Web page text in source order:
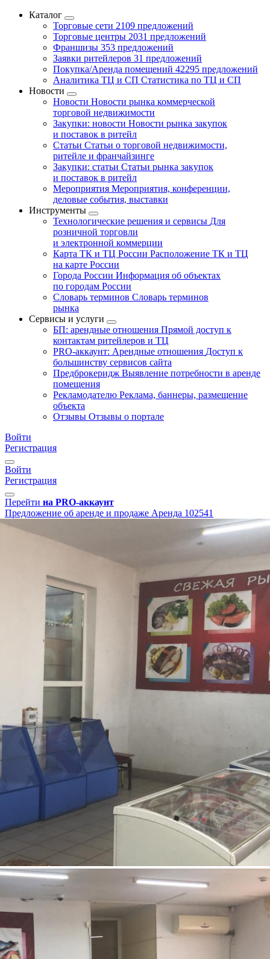
Каталог
Торговые сети 2109 предложений
Торговые центры 2031 предложений
Франшизы 353 предложений
Заявки ритейлеров 31 предложений
Покупка/Аренда помещений 42295 предложений
Аналитика ТЦ и СП Статистика по ТЦ и СП
Новости
Новости Новости рынка коммерческой
торговой недвижимости
Закупки: новости Новости рынка закупок
и поставок в ритейл
Статьи Статьи о торговой недвижимости,
ритейле и франчайзинге
Закупки: статьи Статьи рынка закупок
и поставок в ритейл
Мероприятия Мероприятия, конференции,
деловые события, выставки
Инструменты
Технологические решения и сервисы Для
розничной торговли
и электронной коммерции
Карта ТК и ТЦ России Расположение ТК и ТЦ
на карте России
Города России Информация об объектах
по городам России
Словарь терминов Словарь терминов
рынка
Сервисы и услуги
БП: арендные отношения Прямой доступ к
контактам ритейлеров и ТЦ
PRO-аккаунт: Арендные отношения Доступ к
большинству сервисов сайта
Предброкеридж Выявление потребности в аренде
помещения
Рекламодателю Реклама, баннеры, размещение
объекта
Отзывы Отзывы о портале
Войти
Регистрация
Войти
Регистрация
Перейти на PRO-аккаунт
Предложение об аренде и продаже Аренда 102541
Аренда
Отдельно стоящее здание
102541 - Г. ЧЕЛЯБИНСК,
МАМИНА УЛИЦА, Д.23В